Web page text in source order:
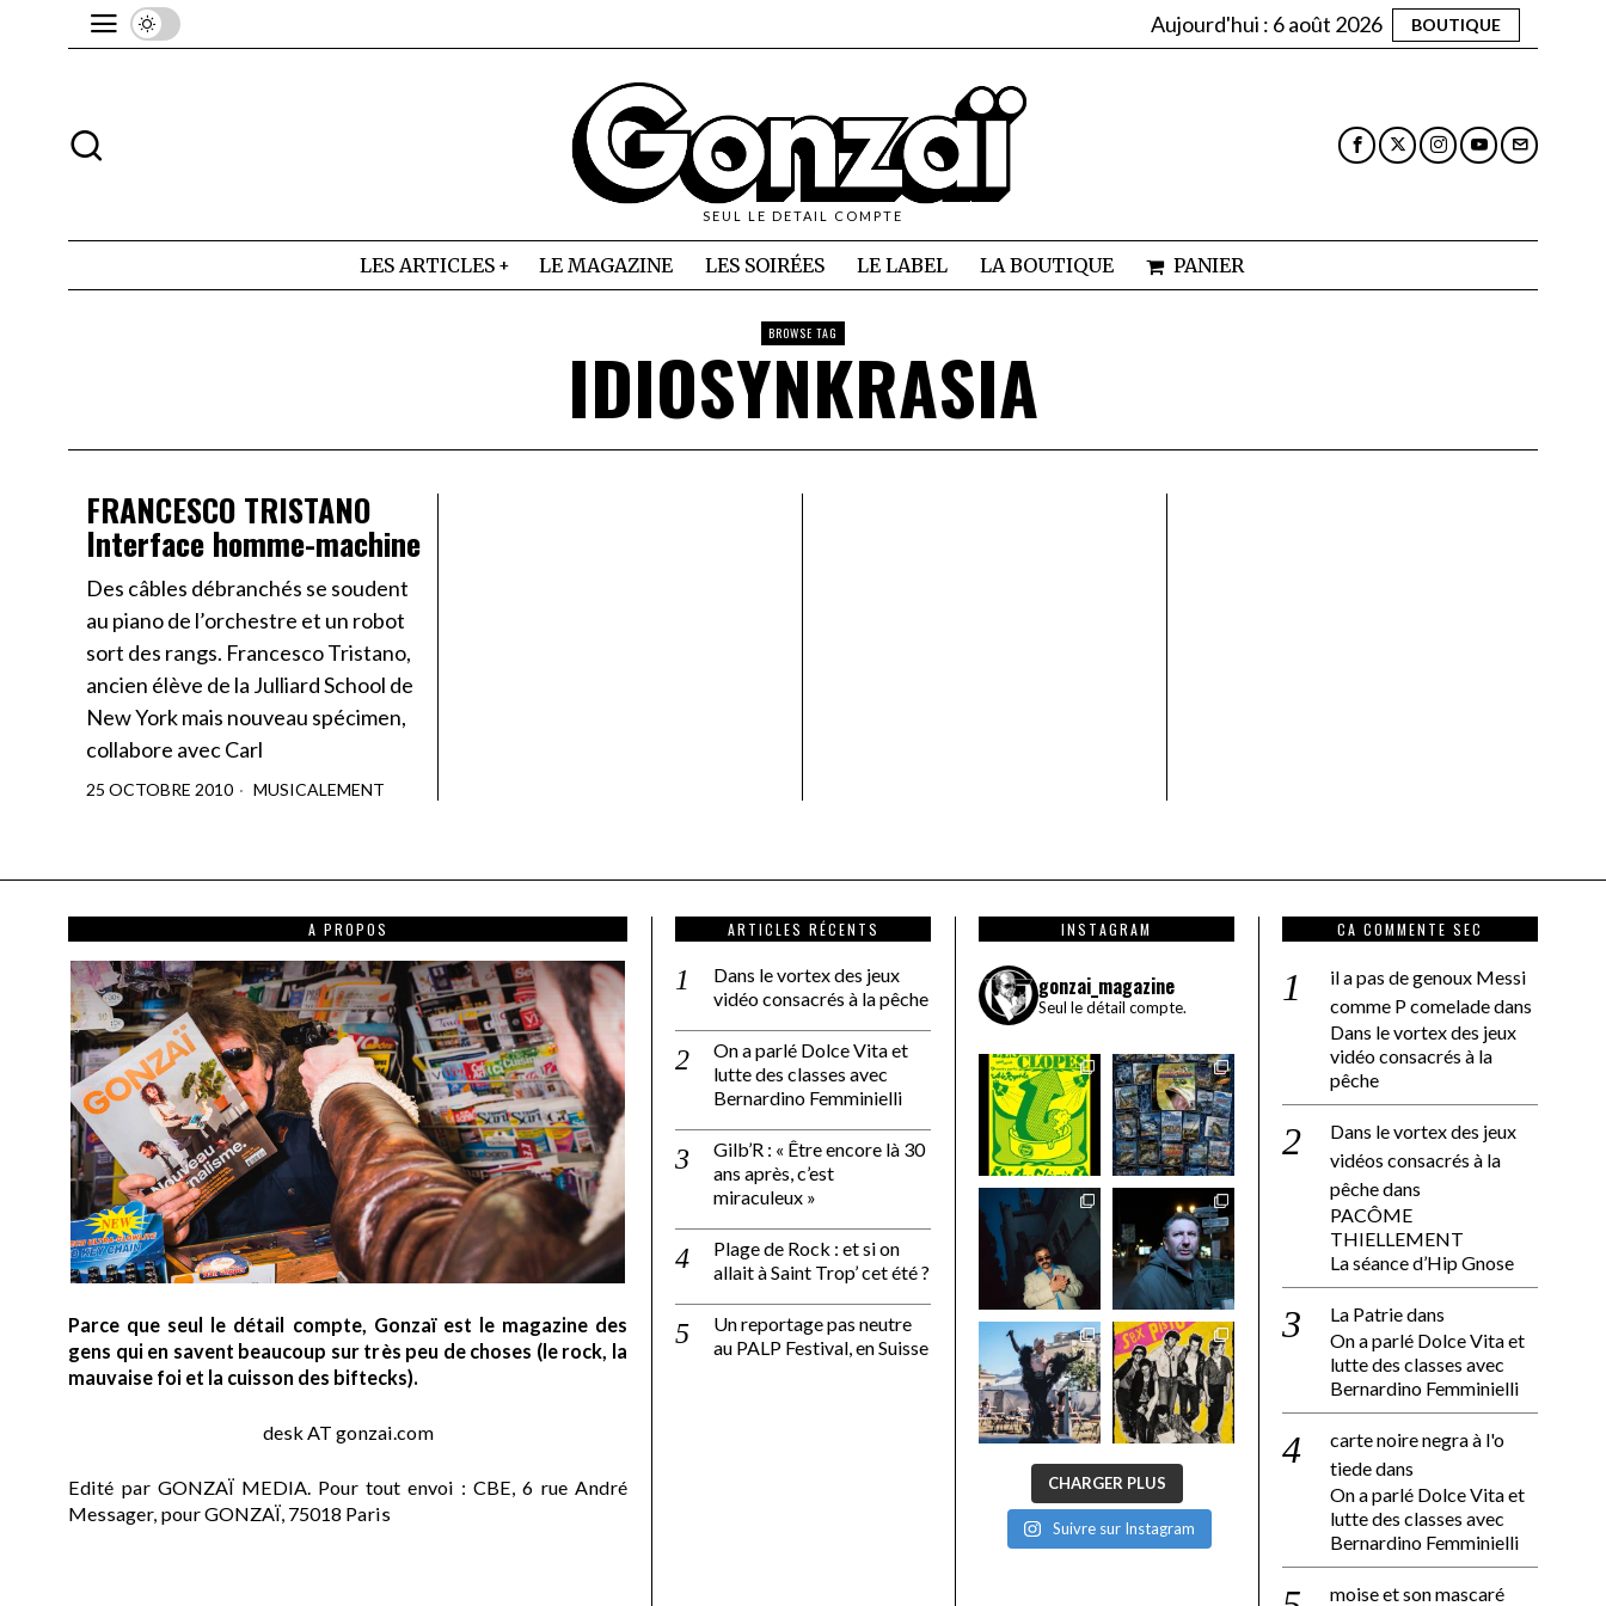
Aujourd'hui : 6 août 2026 BOUTIQUE
SEUL LE DETAIL COMPTE
LES ARTICLES LE MAGAZINE LES SOIRÉES LE LABEL LA BOUTIQUE PANIER
BROWSE TAG
IDIOSYNKRASIA
FRANCESCO TRISTANO
Interface homme-machine
Des câbles débranchés se soudent
au piano de l’orchestre et un robot
sort des rangs. Francesco Tristano,
ancien élève de la Julliard School de
New York mais nouveau spécimen,
collabore avec Carl
25 OCTOBRE 2010 MUSICALEMENT
A PROPOS
Parce que seul le détail compte, Gonzaï est le magazine des
gens qui en savent beaucoup sur très peu de choses (le rock, la
mauvaise foi et la cuisson des biftecks).
desk AT gonzai.com
Edité par GONZAÏ MEDIA. Pour tout envoi : CBE, 6 rue André
Messager, pour GONZAÏ, 75018 Paris
ARTICLES RÉCENTS
Dans le vortex des jeux
vidéo consacrés à la pêche
On a parlé Dolce Vita et
lutte des classes avec
Bernardino Femminielli
Gilb’R : « Être encore là 30
ans après, c’est
miraculeux »
Plage de Rock : et si on
allait à Saint Trop’ cet été ?
Un reportage pas neutre
au PALP Festival, en Suisse
INSTAGRAM
gonzai_magazine
Seul le détail compte.
CHARGER PLUS
Suivre sur Instagram
CA COMMENTE SEC
il a pas de genoux Messi
comme P comeladedans
Dans le vortex des jeux
vidéo consacrés à la
pêche
Dans le vortex des jeux
vidéos consacrés à la
pêchedans
PACÔME
THIELLEMENT
La séance d’Hip Gnose
La Patriedans
On a parlé Dolce Vita et
lutte des classes avec
Bernardino Femminielli
carte noire negra à l'o
tiededans
On a parlé Dolce Vita et
lutte des classes avec
Bernardino Femminielli
moise et son mascaré